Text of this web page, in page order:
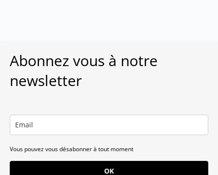
Abonnez vous à notre
newsletter
Vous pouvez vous désabonner à tout moment
OK